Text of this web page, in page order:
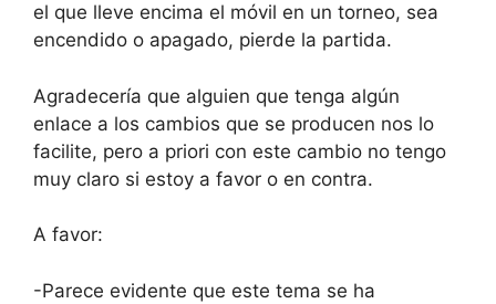
el que lleve encima el móvil en un torneo, sea
encendido o apagado, pierde la partida.
Agradecería que alguien que tenga algún
enlace a los cambios que se producen nos lo
facilite, pero a priori con este cambio no tengo
muy claro si estoy a favor o en contra.
A favor:
-Parece evidente que este tema se ha